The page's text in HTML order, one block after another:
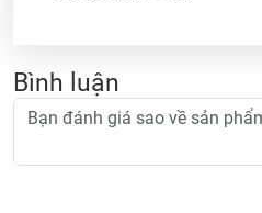
Bình luận